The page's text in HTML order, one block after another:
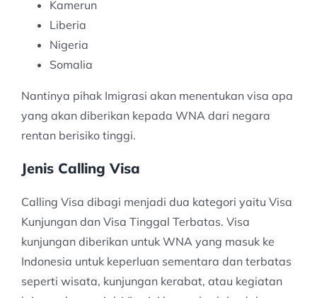
Kamerun
Liberia
Nigeria
Somalia
Nantinya pihak Imigrasi akan menentukan visa apa
yang akan diberikan kepada WNA dari negara
rentan berisiko tinggi.
Jenis Calling Visa
Calling Visa dibagi menjadi dua kategori yaitu Visa
Kunjungan dan Visa Tinggal Terbatas. Visa
kunjungan diberikan untuk WNA yang masuk ke
Indonesia untuk keperluan sementara dan terbatas
seperti wisata, kunjungan kerabat, atau kegiatan